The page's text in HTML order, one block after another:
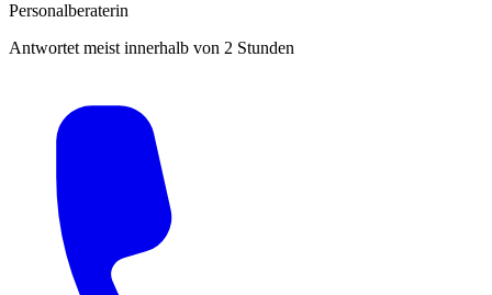
Personalberaterin
Antwortet meist innerhalb von 2 Stunden